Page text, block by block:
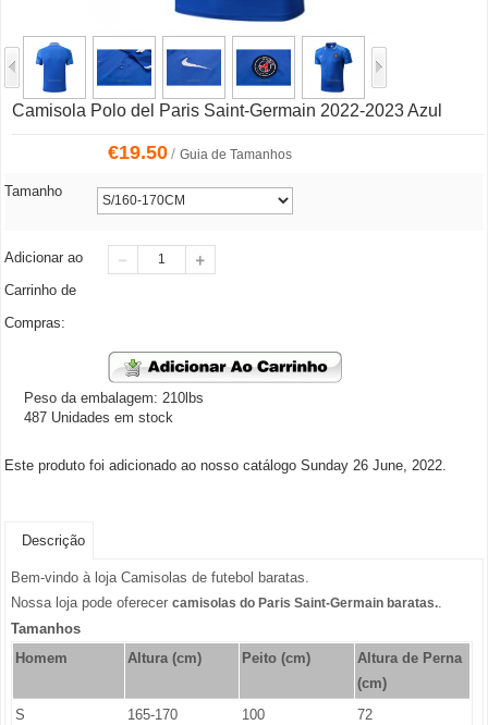
Camisola Polo del Paris Saint-Germain 2022-2023 Azul
€19.50/ Guia de Tamanhos
Tamanho
Adicionar ao
Carrinho de
Compras:
Peso da embalagem: 210lbs
487 Unidades em stock
Este produto foi adicionado ao nosso catálogo Sunday 26 June, 2022.
Descrição
Bem-vindo à loja Camisolas de futebol baratas.
Nossa loja pode oferecer camisolas do Paris Saint-Germain baratas..
Tamanhos
Homem
Altura (cm) Peito (cm)
Altura de Perna
(cm)
S
165-170 100
72